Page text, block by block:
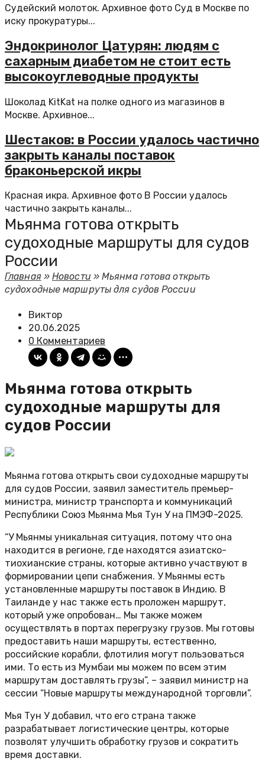
Судейский молоток. Архивное фото Суд в Москве по
иску прокуратуры...
Эндокринолог Цатурян: людям с
сахарным диабетом не стоит есть
высокоуглеводные продукты
Шоколад KitKat на полке одного из магазинов в
Москве. Архивное...
Шестаков: в России удалось частично
закрыть каналы поставок
браконьерской икры
Красная икра. Архивное фото В России удалось
частично закрыть каналы...
Мьянма готова открыть
судоходные маршруты для судов
России
Главная»Новости »Мьянма готова открыть
судоходные маршруты для судов России
Виктор
20.06.2025
0 Комментариев
Мьянма готова открыть
судоходные маршруты для
судов России
Мьянма готова открыть свои судоходные маршруты
для судов России, заявил заместитель премьер-
министра, министр транспорта и коммуникаций
Республики Союз Мьянма Мья Тун У на ПМЭФ-2025.
“У Мьянмы уникальная ситуация, потому что она
находится в регионе, где находятся азиатско-
тиохианские страны, которые активно участвуют в
формировании цепи снабжения. У Мьянмы есть
установленные маршруты поставок в Индию. В
Таиланде у нас также есть проложен маршрут,
который уже опробован… Мы также можем
осуществлять в портах перегрузку грузов. Мы готовы
предоставить наши маршруты, естественно,
российские корабли, флотилия могут пользоваться
ими. То есть из Мумбаи мы можем по всем этим
маршрутам доставлять грузы”, – заявил министр на
сессии “Новые маршруты международной торговли”.
Мья Тун У добавил, что его страна также
разрабатывает логистические центры, которые
позволят улучшить обработку грузов и сократить
время доставки.